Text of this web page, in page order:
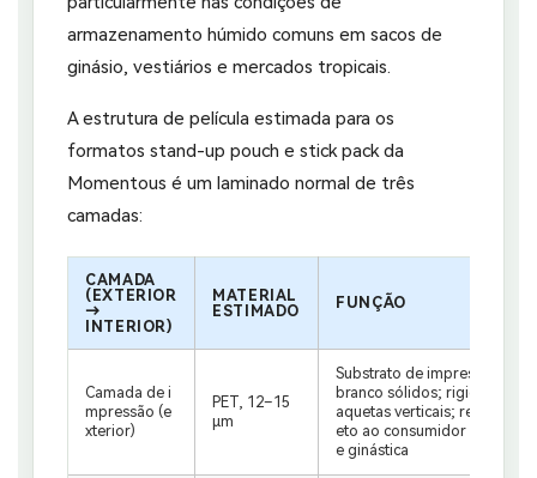
armazenamento húmido comuns em sacos de
ginásio, vestiários e mercados tropicais.
A estrutura de película estimada para os
formatos stand-up pouch e stick pack da
Momentous é um laminado normal de três
camadas:
CAMADA
(EXTERIOR
→
INTERIOR)
MATERIAL
ESTIMADO
FUNÇÃO
Camada de i
mpressão (e
xterior)
PET, 12–15
μm
Substrato de impressão
branco sólidos; rigidez
aquetas verticais;
eto ao consumidor (DTC) e
e ginástica